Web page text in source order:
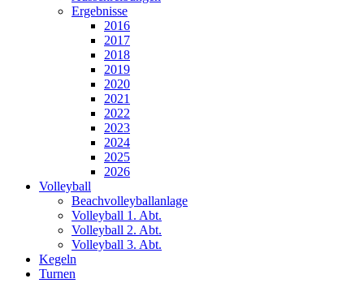
Ergebnisse
2016
2017
2018
2019
2020
2021
2022
2023
2024
2025
2026
Volleyball
Beachvolleyballanlage
Volleyball 1. Abt.
Volleyball 2. Abt.
Volleyball 3. Abt.
Kegeln
Turnen